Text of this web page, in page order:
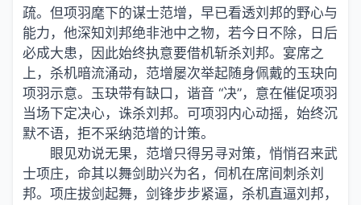
疏。但项羽麾下的谋士范增，早已看透刘邦的野心与
能力，他深知刘邦绝非池中之物，若今日不除，日后
必成大患，因此始终执意要借机斩杀刘邦。宴席之
上，杀机暗流涌动，范增屡次举起随身佩戴的玉玦向
项羽示意。玉玦带有缺口，谐音 “决”，意在催促项羽
当场下定决心，诛杀刘邦。可项羽内心动摇，始终沉
默不语，拒不采纳范增的计策。
眼见劝说无果，范增只得另寻对策，悄悄召来武
士项庄，命其以舞剑助兴为名，伺机在席间刺杀刘
邦。项庄拔剑起舞，剑锋步步紧逼，杀机直逼刘邦，